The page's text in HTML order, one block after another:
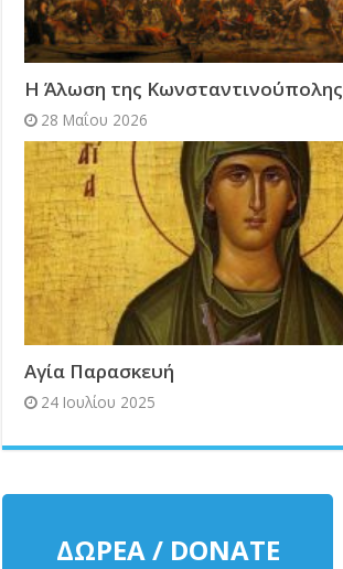
Η Άλωση της Κωνσταντινούπολης
28 Μαΐου 2026
Αγία Παρασκευή
24 Ιουλίου 2025
ΔΩΡΕΑ / DONATE